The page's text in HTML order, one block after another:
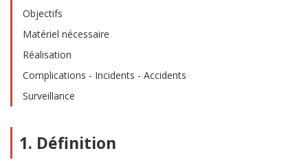
Objectifs
Matériel nécessaire
Réalisation
Complications - Incidents - Accidents
Surveillance
1. Définition